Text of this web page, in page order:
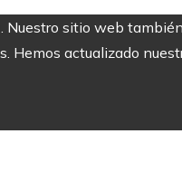
sitio web
Hemos actualizado